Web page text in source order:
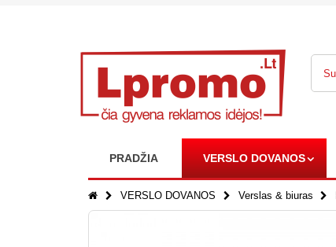
PRADŽIA VERSLO DOVANOS
VERSLO DOVANOS Verslas & biuras